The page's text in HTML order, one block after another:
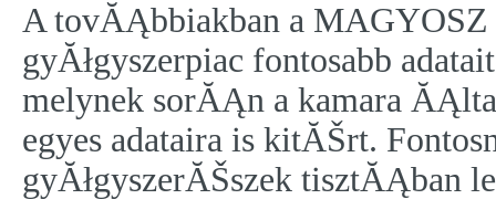
A tovĂĄbbiakban a
gyĂłgyszerpiac fontosabb
melynek sorĂĄn a kamara
egyes adataira is kitĂŠrt.
gyĂłgyszerĂŠszek tisztĂĄban